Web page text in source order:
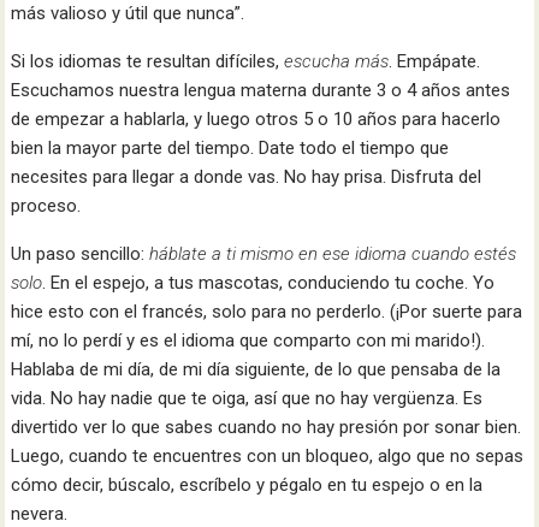
más valioso y útil que nunca”.
Si los idiomas te resultan difíciles,escucha más. Empápate.
Escuchamos nuestra lengua materna durante 3 o 4 años antes
de empezar a hablarla, y luego otros 5 o 10 años para hacerlo
bien la mayor parte del tiempo. Date todo el tiempo que
necesites para llegar a donde vas. No hay prisa. Disfruta del
proceso.
Un paso sencillo:háblate a ti mismo en ese idioma cuando estés
solo. En el espejo, a tus mascotas, conduciendo tu coche. Yo
hice esto con el francés, solo para no perderlo. (¡Por suerte para
mí, no lo perdí y es el idioma que comparto con mi marido!).
Hablaba de mi día, de mi día siguiente, de lo que pensaba de la
vida. No hay nadie que te oiga, así que no hay vergüenza. Es
divertido ver lo que sabes cuando no hay presión por sonar bien.
Luego, cuando te encuentres con un bloqueo, algo que no sepas
cómo decir, búscalo, escríbelo y pégalo en tu espejo o en la
nevera.